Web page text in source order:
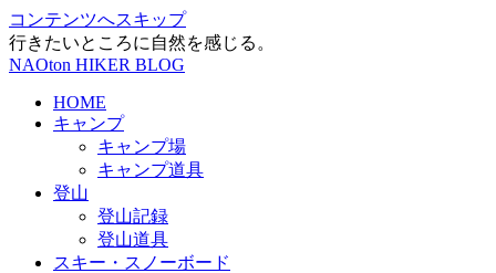
コンテンツへスキップ
行きたいところに自然を感じる。
NAOton HIKER BLOG
HOME
キャンプ
キャンプ場
キャンプ道具
登山
登山記録
登山道具
スキー・スノーボード